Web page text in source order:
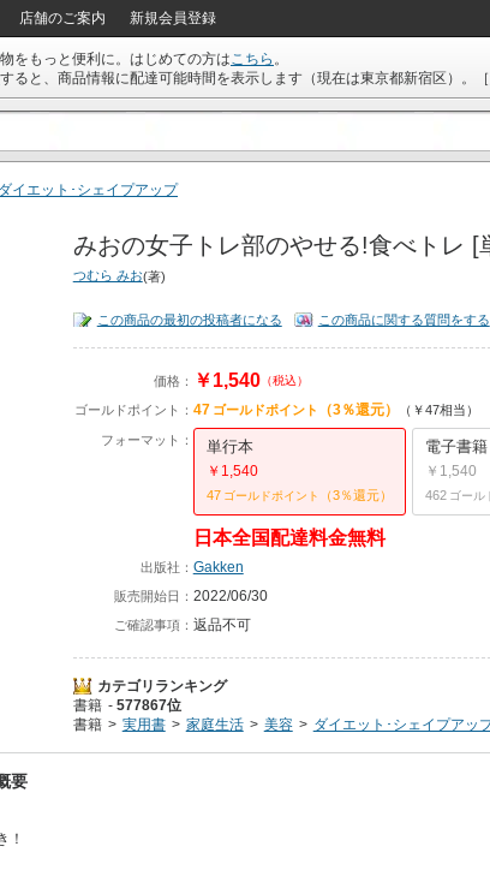
店舗のご案内 新規会員登録
をもっと便利に。はじめての方はこちら 。
すると、商品情報に配達可能時間を表示します（現在は東京都新宿区 ）。 ［
ダイエット･シェイプアップ
みおの女子トレ部のやせる!食べトレ [
つむら みお(著)
この商品の最初の投稿者になる この商品に関する質問をする
価格： ￥1,540（税込）
ゴールドポイント： 47 ゴールドポイント （3％還元） （￥47相当）
フォーマット： 単行本
￥1,540
47 ゴールドポイント （3％還元）
電子書籍
￥1,540
462 ゴール
日本全国配達料金無料
出版社： Gakken
販売開始日： 2022/06/30
ご確認事項： 返品不可
カテゴリランキング
書籍
577867位
書籍
実用書 家庭生活 美容 ダイエット･シェイプアッ
要
！